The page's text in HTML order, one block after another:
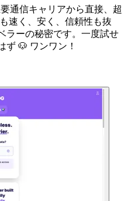
通信キャリアから直接、超
速く、安く、信頼性も抜
ラーの秘密です。一度試せ
ず 🐶 ワンワン！